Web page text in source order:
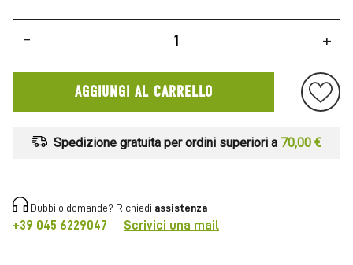
- +
AGGIUNGI AL CARRELLO
Spedizione gratuita per ordini superiori a 70,00 €
Dubbi o domande? Richiedi assistenza
+39 045 6229047 Scrivici una mail